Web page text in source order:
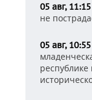
05 авг, 11:15
не
05 авг, 10:55
республике